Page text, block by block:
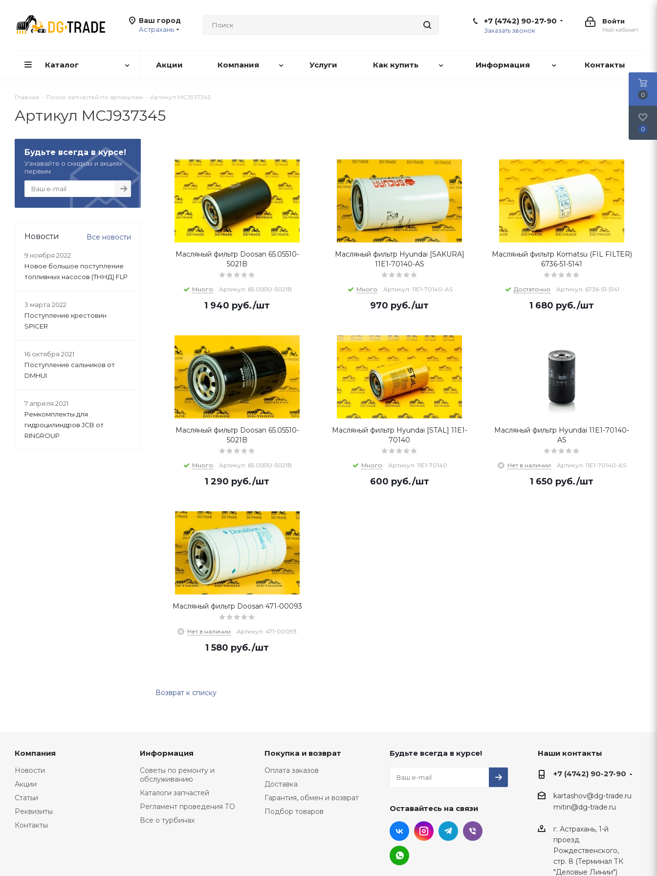
Ваш город
Астрахань
Войти
Мой кабинет
+7 (4742) 90-27-90
Заказать звонок
Каталог Акции Компания Услуги Как купить Информация Контакты
Главная - Поиск запчастей по артикулам - Артикул MCJ937345
Артикул MCJ937345
Масляный фильтр Doosan 65.05510-
5021B
Много Артикул: 65.05510-5021B
1 940 руб./шт
Масляный фильтр Hyundai [SAKURA]
11E1-70140-AS
Много Артикул: 11E1-70140-AS
970 руб./шт
Масляный фильтр Komatsu (FIL FILTER)
6736-51-5141
Достаточно Артикул: 6736-51-5141
1 680 руб./шт
Масляный фильтр Doosan 65.05510-
5021B
Много Артикул: 65.05510-5021B
1 290 руб./шт
Масляный фильтр Hyundai [STAL] 11E1-
70140
Много Артикул: 11E1-70140
600 руб./шт
Масляный фильтр Hyundai 11E1-70140-
AS
Нет в наличии Артикул: 11E1-70140-AS
1 650 руб./шт
Масляный фильтр Doosan 471-00093
Нет в наличии Артикул: 471-00093
1 580 руб./шт
Возврат к списку
Будьте всегда в курсе!
Узнавайте о скидках и акциях
первым
Новости Все новости
9 ноября 2022
Новое большое поступление
топливных насосов (ТННД) FLP
3 марта 2022
Поступление крестовин
SPICER
16 октября 2021
Поступление сальников от
DMHUI
7 апреля 2021
Ремкомплекты для
гидроцилиндров JCB от
RINGROUP
Компания
Новости
Акции
Статьи
Реквизиты
Контакты
Информация
Советы по ремонту и
обслуживанию
Каталоги запчастей
Регламент проведения ТО
Все о турбинах
Покупка и возврат
Оплата заказов
Доставка
Гарантия, обмен и возврат
Подбор товаров
Будьте всегда в курсе!
Оставайтесь на связи
Наши контакты
+7 (4742) 90-27-90
kartashov@dg-trade.ru
mitin@dg-trade.ru
г. Астрахань, 1-й
проезд
Рождественского,
стр. 8 (Терминал ТК
"Деловые Линии")
0
0